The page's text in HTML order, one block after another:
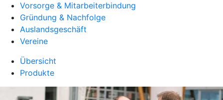
Vorsorge & Mitarbeiterbindung
Gründung & Nachfolge
Auslandsgeschäft
Vereine
Übersicht
Produkte